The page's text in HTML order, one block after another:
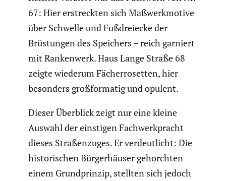
67: Hier erstreckten sich Maßwerk­mo­tive
über Schwelle und Fußdrei­ecke der
Brüstungen des Speichers – reich garniert
mit Ranken­werk. Haus Lange Straße 68
zeigte wiederum Fächer­ro­setten, hier
besonders großfor­matig und opulent.
Dieser Überblick zeigt nur eine kleine
Auswahl der einstigen Fachwerk­pracht
dieses Straßen­zuges. Er verdeut­licht: Die
histo­ri­schen Bürger­häuser gehorchten
einem Grund­prinzip, stellten sich jedoch